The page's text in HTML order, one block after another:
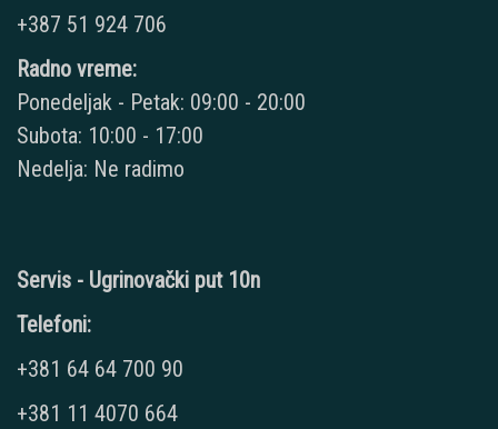
+387 51 924 706
Radno vreme:
Ponedeljak - Petak: 09:00 - 20:00
Subota: 10:00 - 17:00
Nedelja: Ne radimo
Servis - Ugrinovački put 10n
Telefoni:
+381 64 64 700 90
+381 11 4070 664